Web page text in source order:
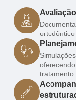
ortodôntico
tratamento.